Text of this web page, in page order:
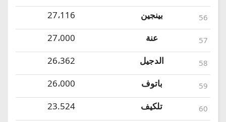
56 بينجين 27،116
57 عنة 27،000
58 الدجيل 26،362
59 باتوف 26،000
60 تلكيف 23.524